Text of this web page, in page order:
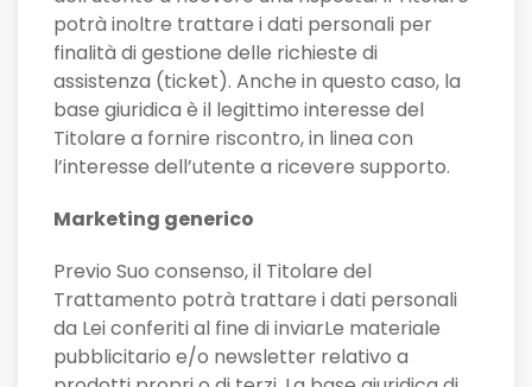
potrà inoltre trattare i dati personali per
finalità di gestione delle richieste di
assistenza (ticket). Anche in questo caso, la
base giuridica è il legittimo interesse del
Titolare a fornire riscontro, in linea con
l’interesse dell’utente a ricevere supporto.
Marketing generico
Previo Suo consenso, il Titolare del
Trattamento potrà trattare i dati personali
da Lei conferiti al fine di inviarLe materiale
pubblicitario e/o newsletter relativo a